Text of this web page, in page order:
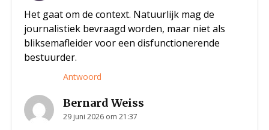
Het gaat om de context. Natuurlijk mag de
journalistiek bevraagd worden, maar niet als
bliksemafleider voor een disfunctionerende
bestuurder.
Antwoord
Bernard Weiss
29 juni 2026 om 21:37